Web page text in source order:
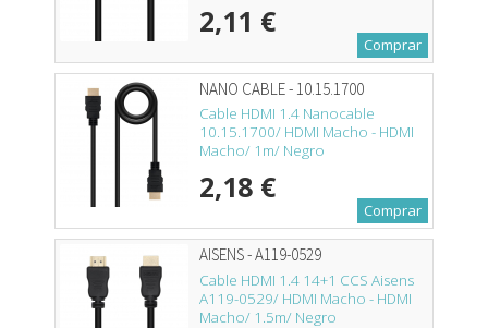
2,11 €
Comprar
NANO CABLE - 10.15.1700
Cable HDMI 1.4 Nanocable
10.15.1700/ HDMI Macho - HDMI
Macho/ 1m/ Negro
2,18 €
Comprar
AISENS - A119-0529
Cable HDMI 1.4 14+1 CCS Aisens
A119-0529/ HDMI Macho - HDMI
Macho/ 1.5m/ Negro